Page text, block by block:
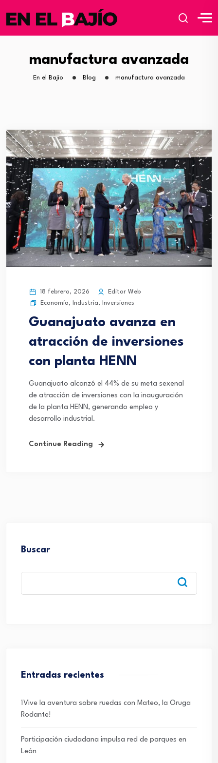
manufactura avanzada
En el Bajio Blog manufactura avanzada
18 febrero, 2026
Editor Web
Economía, Industria, Inversiones
Guanajuato avanza en
atracción de inversiones
con planta HENN
Guanajuato alcanzó el 44% de su meta sexenal
de atracción de inversiones con la inauguración
de la planta HENN, generando empleo y
desarrollo industrial.
Continue Reading
Buscar
Entradas recientes
¡Vive la aventura sobre ruedas con Mateo, la Oruga
Rodante!
Participación ciudadana impulsa red de parques en
León